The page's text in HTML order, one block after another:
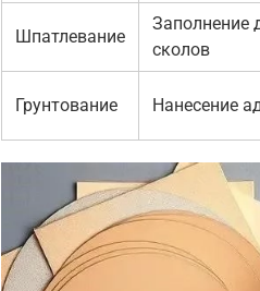
Шпатлевание
Заполнение
сколов
Грунтование Нанесение